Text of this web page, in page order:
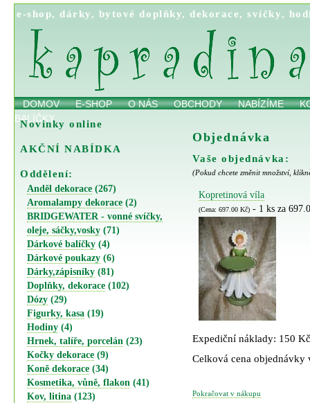
e-shop,dárky, bytové doplňky,dekorace,svíčky,
DOMOV E-SHOP O NÁS OBCHODY NABÍZÍME
BALÍČKY
Novinky online
AKČNÍ NABÍDKA
Oddělení:
Anděl dekorace (267)
Aromalampy dekorace (2)
BRIDGEWATER - vonné svíčky,
oleje, sáčky,vosky (71)
Dárkové balíčky (4)
Dárkové poukazy (6)
Dárky,zápisníky (81)
Doplňky, dekorace (102)
Dózy (29)
Figurky, kasa (19)
Hodiny (4)
Hrnek, talíře, porcelán (23)
Kočky dekorace (9)
Koně dekorace (34)
Kosmetika, vůně, flakon (41)
Kov, litina (123)
Objednávka
Vaše objednávka:
(Pokud chcete změnit množství,
Kopretinová víla
(Cena: 697.00 Kč)- 1 ks za
Expediční náklady: 150 Kč
Celková cena
Pokračovat v nákupu